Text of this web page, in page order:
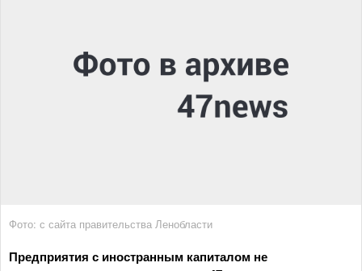
Фото: с сайта правительства Ленобласти
Предприятия с иностранным капиталом не